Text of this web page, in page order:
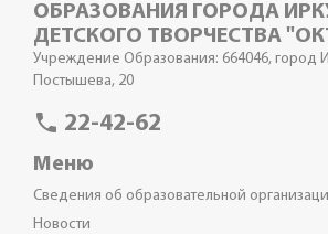
ОБРАЗОВАНИЯ ГОРОДА
ДЕТСКОГО ТВОРЧЕСТВА
Учреждение Образования: 664046, город
Постышева, 20
phone 22-42-62
Меню
Сведения об образовательной
Новости